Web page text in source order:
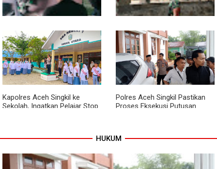
Babinsa dan Bhabinkamtibmas
Kompak Gaungkan Gerakan
Kibarkan Merah Putih
Kodim 0118 Kebut Tahap Akhir
Jembatan Garuda, Pengecoran
Kepala Jembatan Terus
Berjalan
Kapolres Aceh Singkil ke
Sekolah, Ingatkan Pelajar Stop
Polres Aceh Singkil Pastikan
Proses Eksekusi Putusan
HUKUM